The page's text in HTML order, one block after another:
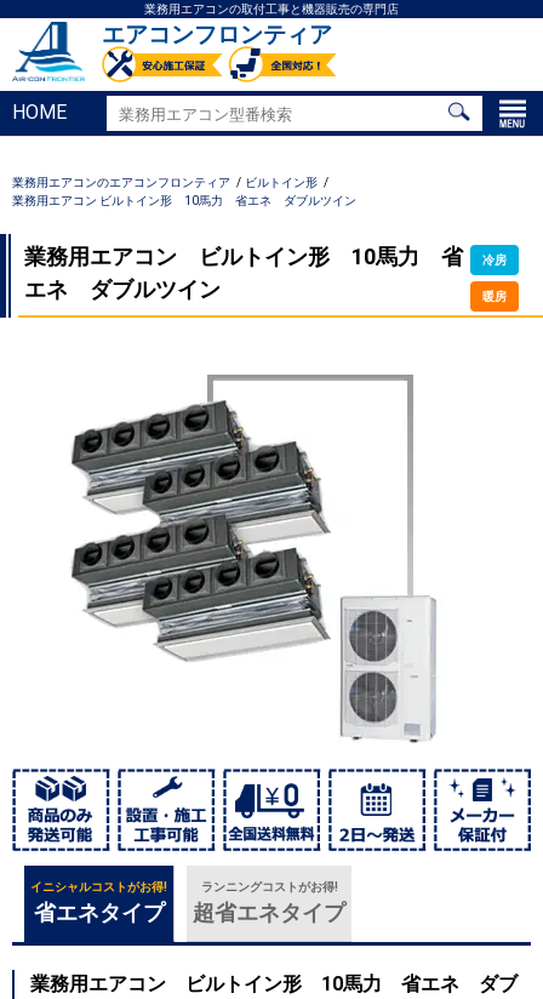
業務用エアコンの取付工事と機器販売の専門店
エアコンフロンティア
HOME
業務用エアコンのエアコンフロンティア
ビルトイン形
業務用エアコン ビルトイン形 10馬力 省エネ ダブルツイン
業務用エアコン ビルトイン形 10馬力 省
エネ ダブルツイン
冷房
暖房
イニシャルコストがお得!
省エネタイプ
ランニングコストがお得!
超省エネタイプ
業務用エアコン ビルトイン形 10馬力 省エネ ダブ